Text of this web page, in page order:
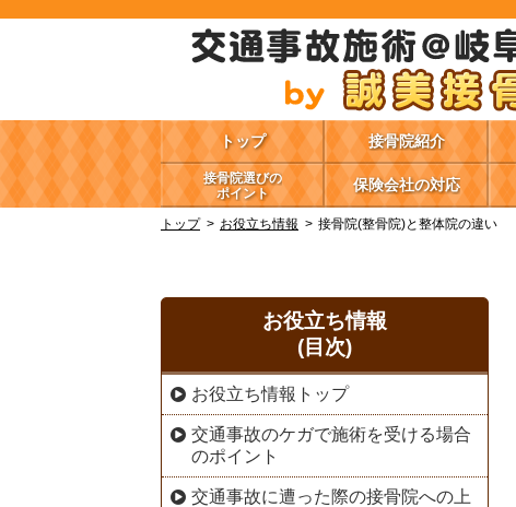
トップ 接骨院紹介
接骨院選びの
ポイント
保険会社の対応
トップ
お役立ち情報 接骨院(整骨院)と整体院の違い
お役立ち情報
(目次)
お役立ち情報トップ
交通事故のケガで施術を受ける場合
のポイント
交通事故に遭った際の接骨院への上